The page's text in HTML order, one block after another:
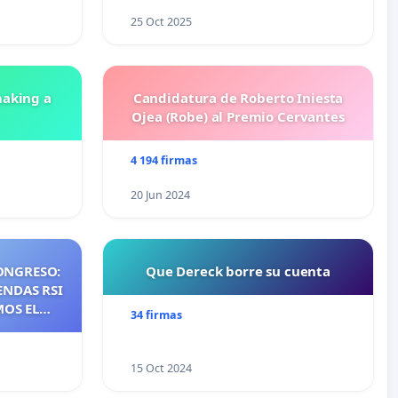
25 Oct 2025
a
Candidatura de Roberto Iniesta
Ojea (Robe) al Premio Cervantes
4 194 firmas
20 Jun 2024
RSI
EL
DE
DE QUE
Que Dereck borre su cuenta
34 firmas
15 Oct 2024